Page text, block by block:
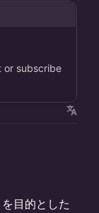
or subscribe
目的とした